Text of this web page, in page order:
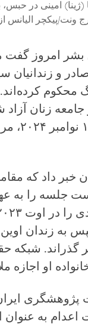
امینی در حبس،
بشر امروز گفت
و زندانیان
زنان
ایران
داد که
جلسه را به
به زندان
گذراند. شبکه
اعدام به عنوان